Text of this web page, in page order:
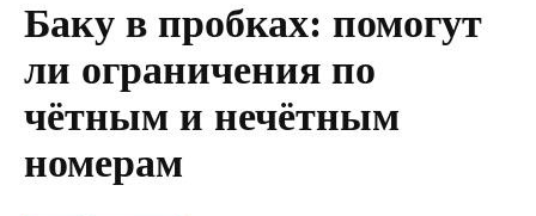
Баку в пробках: помогут
ли ограничения по
чётным и нечётным
номерам